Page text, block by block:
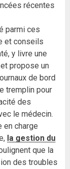
récentes
parmi ces
et conseils
y livre une
propose un
de bord
tremplin pour
des
le médecin.
en charge
la gestion du
que la
des troubles